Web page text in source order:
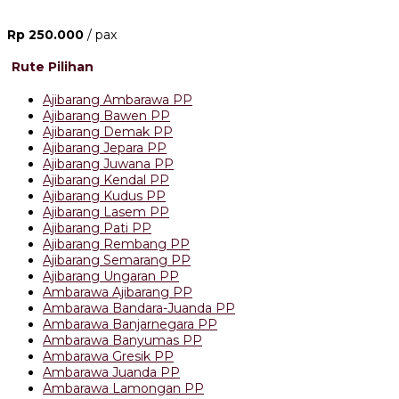
Rp 250.000 / pax
Rute Pilihan
Ajibarang Ambarawa PP
Ajibarang Bawen PP
Ajibarang Demak PP
Ajibarang Jepara PP
Ajibarang Juwana PP
Ajibarang Kendal PP
Ajibarang Kudus PP
Ajibarang Lasem PP
Ajibarang Pati PP
Ajibarang Rembang PP
Ajibarang Semarang PP
Ajibarang Ungaran PP
Ambarawa Ajibarang PP
Ambarawa Bandara-Juanda PP
Ambarawa Banjarnegara PP
Ambarawa Banyumas PP
Ambarawa Gresik PP
Ambarawa Juanda PP
Ambarawa Lamongan PP